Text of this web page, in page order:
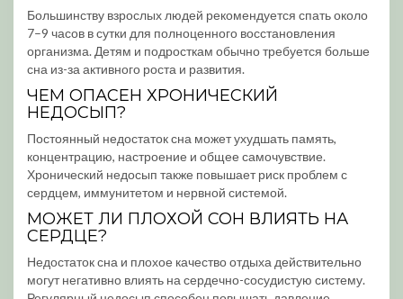
Большинству взрослых людей рекомендуется спать около
7–9 часов в сутки для полноценного восстановления
организма. Детям и подросткам обычно требуется больше
сна из-за активного роста и развития.
ЧЕМ ОПАСЕН ХРОНИЧЕСКИЙ
НЕДОСЫП?
Постоянный недостаток сна может ухудшать память,
концентрацию, настроение и общее самочувствие.
Хронический недосып также повышает риск проблем с
сердцем, иммунитетом и нервной системой.
МОЖЕТ ЛИ ПЛОХОЙ СОН ВЛИЯТЬ НА
СЕРДЦЕ?
Недостаток сна и плохое качество отдыха действительно
могут негативно влиять на сердечно-сосудистую систему.